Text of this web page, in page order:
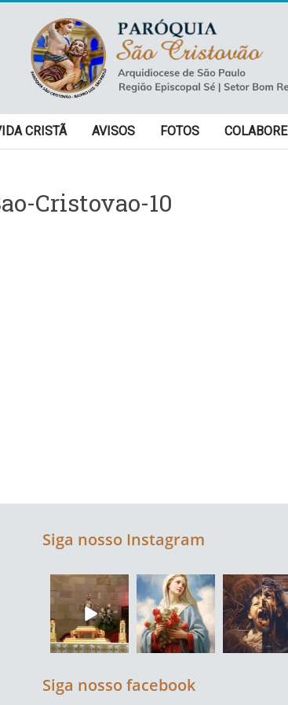
CRISTÃ AVISOS FOTOS COLABORE
Cristovao-10
Siga nosso Instagram
Siga nosso facebook